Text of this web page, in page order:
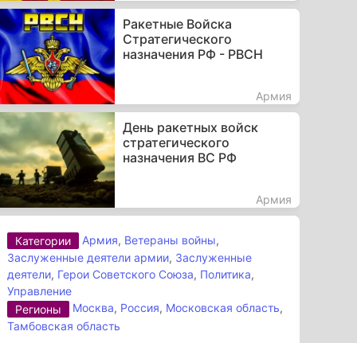
Ракетные Войска
Стратегического
назначения РФ - РВСН
Армия
День ракетных войск
стратегического
назначения ВС РФ
Армия
Категории Армия, Ветераны войны,
Заслуженные деятели армии, Заслуженные
деятели, Герои Советского Союза, Политика,
Управление
Регионы
Москва, Россия, Московская область,
Тамбовская область